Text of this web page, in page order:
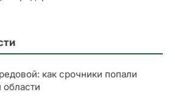
как срочники попали
области